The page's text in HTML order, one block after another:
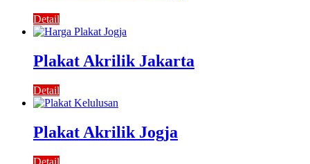
Detail
Plakat Akrilik Jakarta
Detail
Plakat Akrilik Jogja
Detail